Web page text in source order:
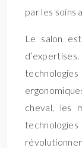
par les soins
Le salon
cheval, les